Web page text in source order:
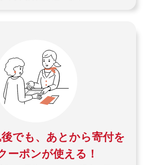
でも、あとから寄付を
ーポンが使える！